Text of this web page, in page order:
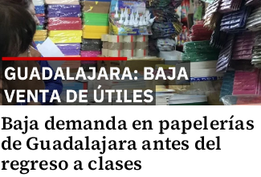
Baja demanda en papelerías
de Guadalajara antes del
regreso a clases